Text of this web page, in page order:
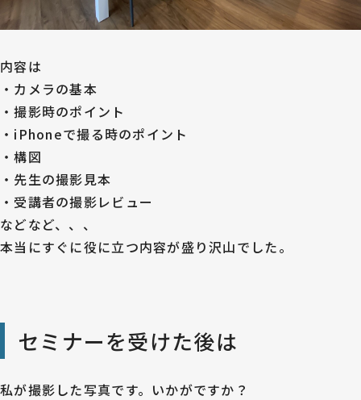
内容は
・カメラの基本
・撮影時のポイント
・iPhoneで撮る時のポイント
・構図
・先生の撮影見本
・受講者の撮影レビュー
などなど、、、
本当にすぐに役に立つ内容が盛り沢山でした。
セミナーを受けた後は
私が撮影した写真です。いかがですか？